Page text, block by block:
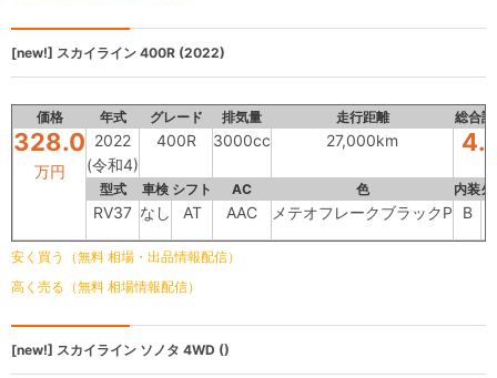
[new!] スカイライン 400R (2022)
価格 年式 グレード 排気量 走行距離 総合評
328.0
万円
2022
(令和4)
400R 3000cc 27,000km
型式 車検 シフト AC 色 内装
RV37 なし AT AAC メテオフレークブラックP B
安く買う（無料 相場・出品情報配信）
高く売る（無料 相場情報配信）
[new!] スカイライン ソノタ 4WD ()